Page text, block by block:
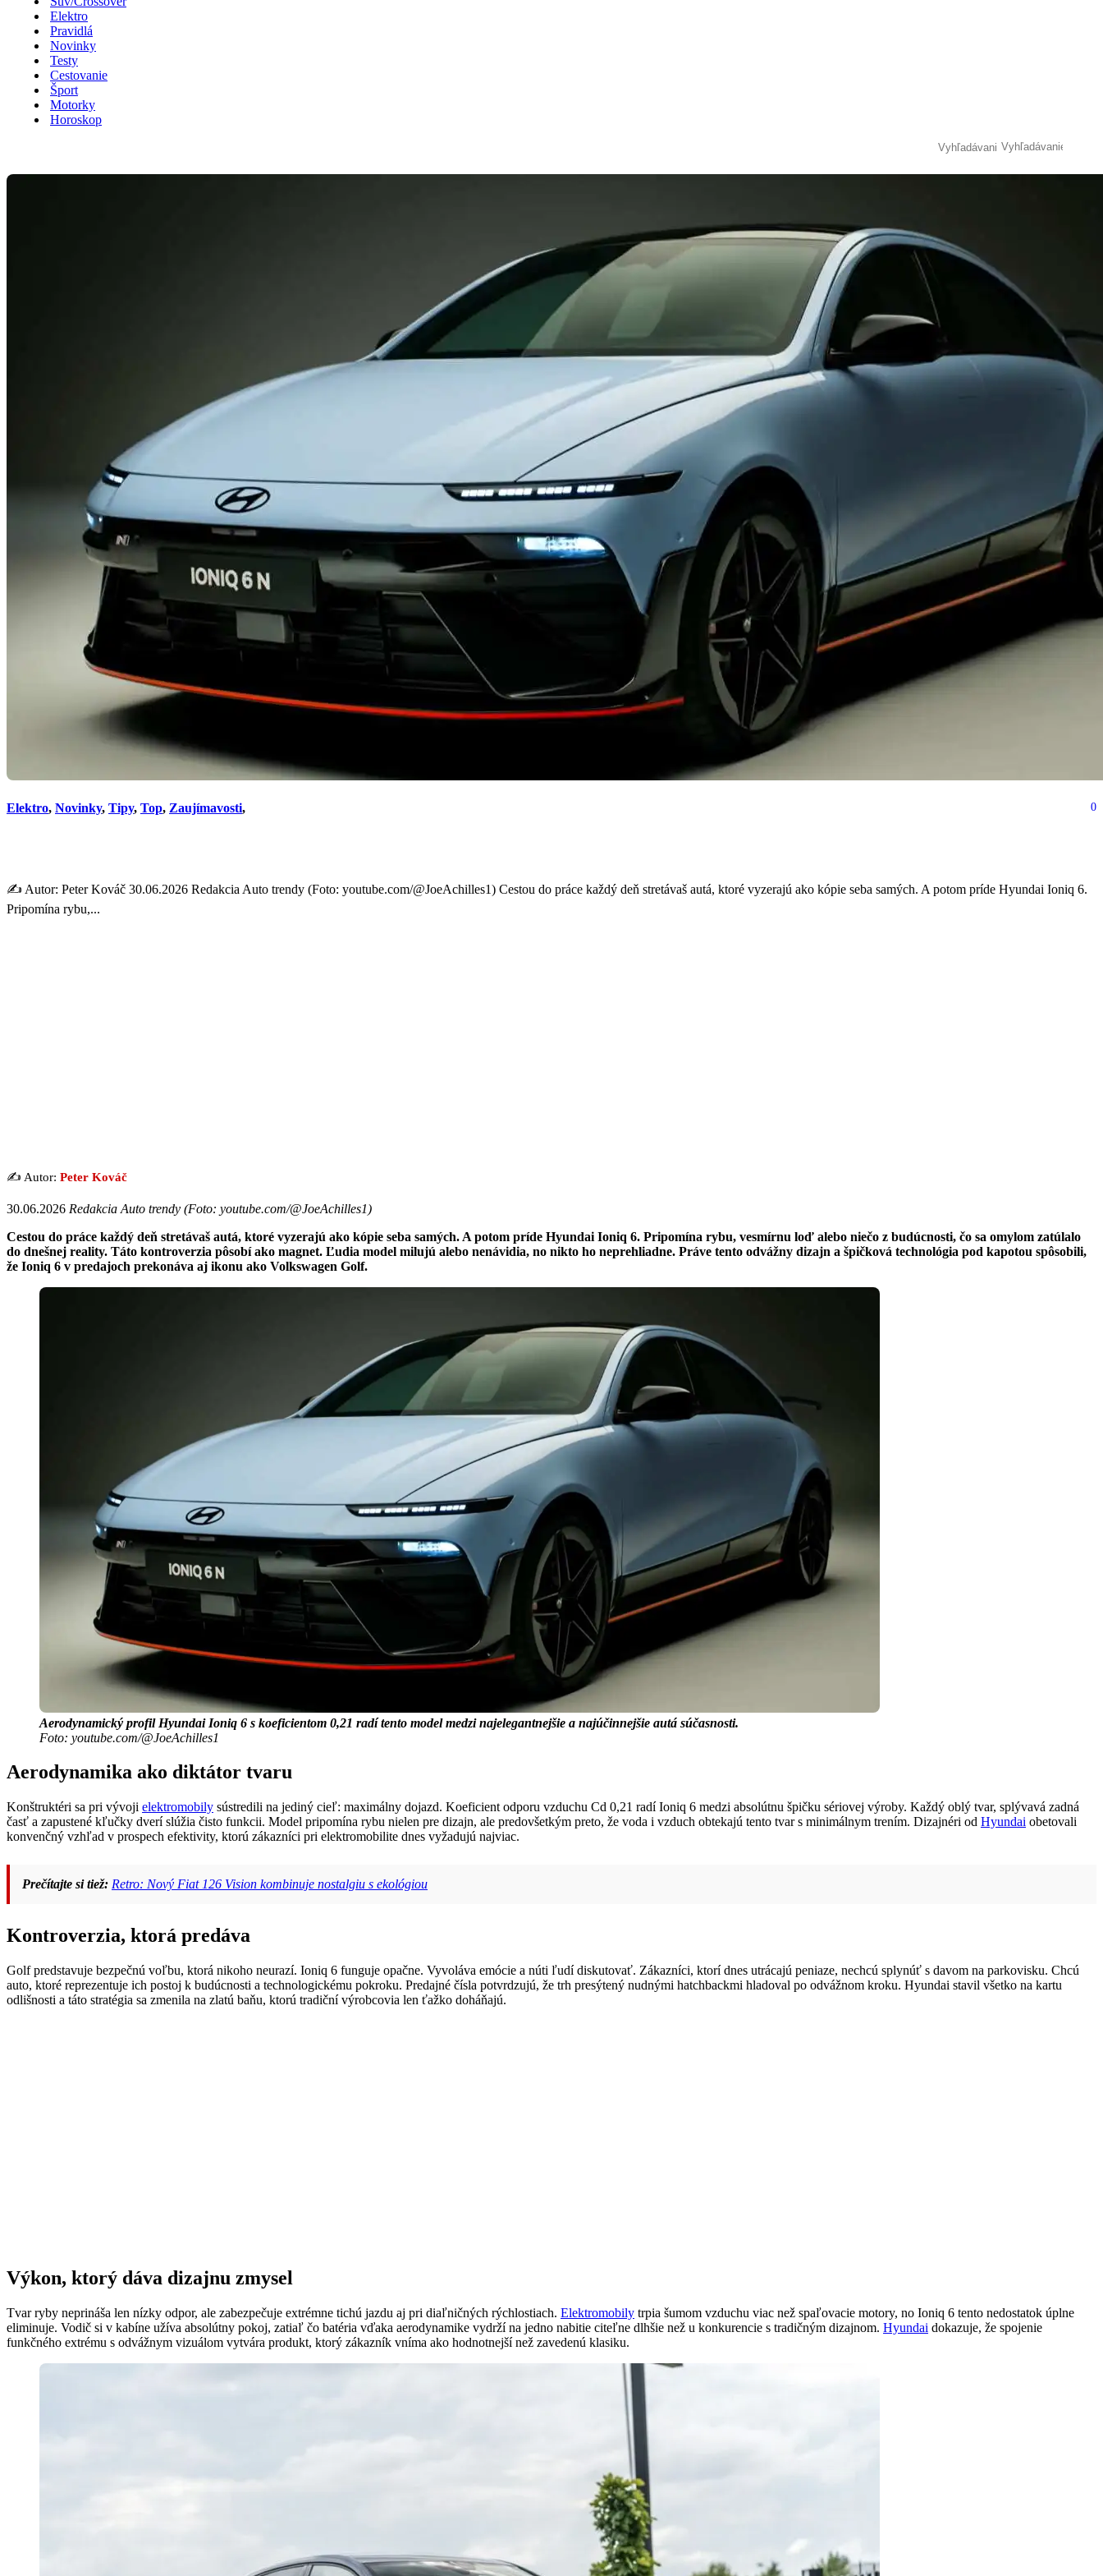
Elektro
Pravidlá
Novinky
Testy
Cestovanie
Šport
Motorky
Horoskop
Elektro, Novinky, Tipy, Top, Zaujímavosti, 0
✍️ Autor: Peter Kováč 30.06.2026 Redakcia Auto trendy (Foto: youtube.com/@JoeAchilles1) Cestou do práce každý deň stretávaš autá, ktoré vyzerajú ako kópie seba samých. A potom príde Hyundai Ioniq 6.
Pripomína rybu,...
✍️ Autor: Peter Kováč
30.06.2026 Redakcia Auto trendy (Foto: youtube.com/@JoeAchilles1)
Cestou do práce každý deň stretávaš autá, ktoré vyzerajú ako kópie seba samých. A potom príde Hyundai Ioniq 6. Pripomína rybu, vesmírnu loď alebo niečo z budúcnosti, čo sa omylom zatúlalo
do dnešnej reality. Táto kontroverzia pôsobí ako magnet. Ľudia model milujú alebo nenávidia, no nikto ho neprehliadne. Práve tento odvážny dizajn a špičková technológia pod kapotou spôsobili,
že Ioniq 6 v predajoch prekonáva aj ikonu ako Volkswagen Golf.
Aerodynamický profil Hyundai Ioniq 6 s koeficientom 0,21 radí tento model medzi najelegantnejšie a najúčinnejšie autá súčasnosti.
Foto: youtube.com/@JoeAchilles1
Aerodynamika ako diktátor tvaru
Konštruktéri sa pri vývoji elektromobily sústredili na jediný cieľ: maximálny dojazd. Koeficient odporu vzduchu Cd 0,21 radí Ioniq 6 medzi absolútnu špičku sériovej výroby. Každý oblý tvar, splývavá zadná
časť a zapustené kľučky dverí slúžia čisto funkcii. Model pripomína rybu nielen pre dizajn, ale predovšetkým preto, že voda i vzduch obtekajú tento tvar s minimálnym trením. Dizajnéri od Hyundai obetovali
konvenčný vzhľad v prospech efektivity, ktorú zákazníci pri elektromobilite dnes vyžadujú najviac.
Prečítajte si tiež: Retro: Nový Fiat 126 Vision kombinuje nostalgiu s ekológiou
Kontroverzia, ktorá predáva
Golf predstavuje bezpečnú voľbu, ktorá nikoho neurazí. Ioniq 6 funguje opačne. Vyvoláva emócie a núti ľudí diskutovať. Zákazníci, ktorí dnes utrácajú peniaze, nechcú splynúť s davom na parkovisku. Chcú
auto, ktoré reprezentuje ich postoj k budúcnosti a technologickému pokroku. Predajné čísla potvrdzujú, že trh presýtený nudnými hatchbackmi hladoval po odvážnom kroku. Hyundai stavil všetko na kartu
odlišnosti a táto stratégia sa zmenila na zlatú baňu, ktorú tradiční výrobcovia len ťažko doháňajú.
Výkon, ktorý dáva dizajnu zmysel
Tvar ryby neprináša len nízky odpor, ale zabezpečuje extrémne tichú jazdu aj pri diaľničných rýchlostiach. Elektromobily trpia šumom vzduchu viac než spaľovacie motory, no Ioniq 6 tento nedostatok úplne
eliminuje. Vodič si v kabíne užíva absolútny pokoj, zatiaľ čo batéria vďaka aerodynamike vydrží na jedno nabitie citeľne dlhšie než u konkurencie s tradičným dizajnom. Hyundai dokazuje, že spojenie
funkčného extrému s odvážnym vizuálom vytvára produkt, ktorý zákazník vníma ako hodnotnejší než zavedenú klasiku.